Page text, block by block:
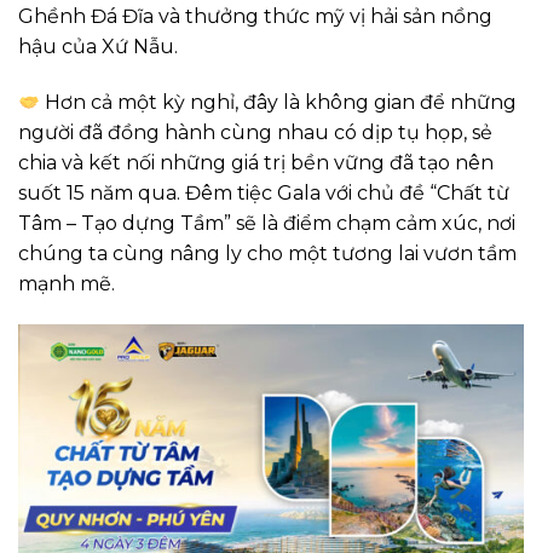
Ghềnh Đá Đĩa và thưởng thức mỹ vị hải sản nồng
hậu của Xứ Nẫu.
Hơn cả một kỳ nghỉ, đây là không gian để những
người đã đồng hành cùng nhau có dịp tụ họp, sẻ
chia và kết nối những giá trị bền vững đã tạo nên
suốt 15 năm qua. Đêm tiệc Gala với chủ đề “Chất từ
Tâm – Tạo dựng Tầm” sẽ là điểm chạm cảm xúc, nơi
chúng ta cùng nâng ly cho một tương lai vươn tầm
mạnh mẽ.